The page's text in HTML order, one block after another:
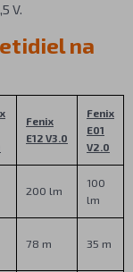
V.
na
Fenix
E12 V3.0
Fenix
E01
V2.0
200 lm
100
lm
78 m 35 m